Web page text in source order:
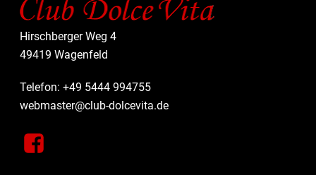
Hirschberger Weg 4
49419 Wagenfeld
Telefon: +49 5444 994755
webmaster@club-dolcevita.de